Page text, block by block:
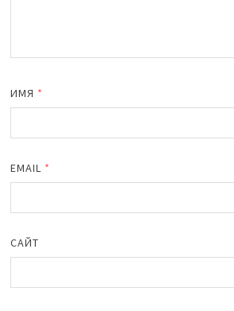
ИМЯ *
EMAIL *
САЙТ